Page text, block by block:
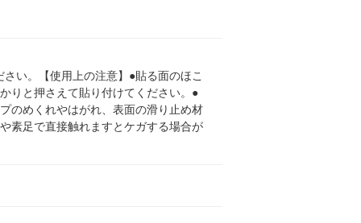
い。【使用上の注意】●貼る面のほこ
りと押さえて貼り付けてください。●
のめくれやはがれ、表面の滑り止め材
素足で直接触れますとケガする場合が